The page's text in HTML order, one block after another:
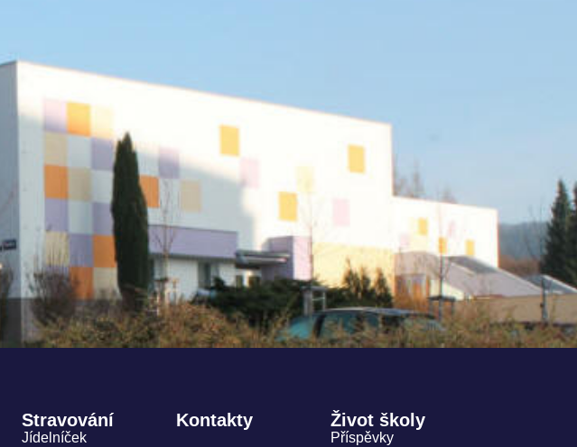
Stravování
Jídelníček
Kontakty Život školy
Příspěvky